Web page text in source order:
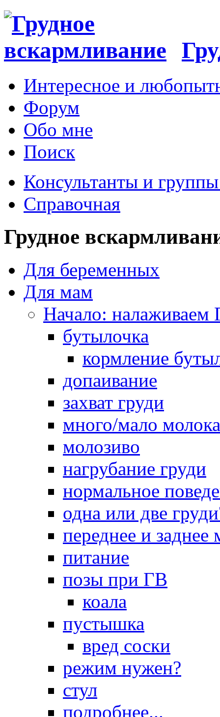
Интересное и
Форум
Обо мне
Поиск
Консультанты и
Справочная
Грудное
Для беременных
Для мам
Начало: налаживаем
бутылочка
кормление
допаивание
захват груди
много/мало молока
молозиво
нагрубание груди
нормальное
одна или две
переднее и заднее
питание
позы при ГВ
коала
пустышка
вред соски
режим нужен?
стул
подробнее...